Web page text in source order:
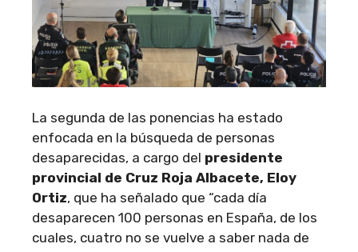
La segunda de las ponencias ha estado
enfocada en la búsqueda de personas
desaparecidas, a cargo del presidente
provincial de Cruz Roja Albacete, Eloy
Ortiz, que ha señalado que “cada día
desaparecen 100 personas en España, de los
cuales, cuatro no se vuelve a saber nada de